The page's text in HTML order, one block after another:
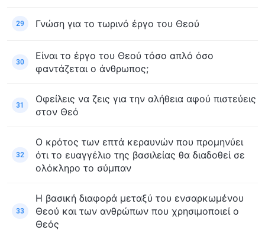
29 Γνώση για το τωρινό έργο του Θεού
30
Είναι το έργο του Θεού τόσο απλό όσο
φαντάζεται ο άνθρωπος;
31
Οφείλεις να ζεις για την αλήθεια αφού πιστεύεις
στον Θεό
32
Ο κρότος των επτά κεραυνών που προμηνύει
ότι το ευαγγέλιο της βασιλείας θα διαδοθεί σε
ολόκληρο το σύμπαν
33
Η βασική διαφορά μεταξύ του ενσαρκωμένου
Θεού και των ανθρώπων που χρησιμοποιεί ο
Θεός